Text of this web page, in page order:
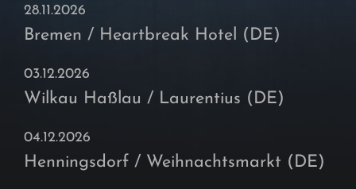
28.11.2026
Bremen / Heartbreak Hotel (DE)
03.12.2026
Wilkau Haßlau / Laurentius (DE)
04.12.2026
Henningsdorf / Weihnachtsmarkt (DE)